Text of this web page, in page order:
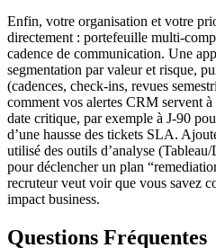
Enfin, votre organisation et votre
directement : portefeuille multi-
cadence de communication. Une
segmentation par valeur et risque,
(cadences, check-ins, revues
comment vos alertes CRM servent
date critique, par exemple à J-90
d’une hausse des tickets SLA.
utilisé des outils d’analyse
pour déclencher un plan
recruteur veut voir que vous savez
impact business.
Questions Fréquentes